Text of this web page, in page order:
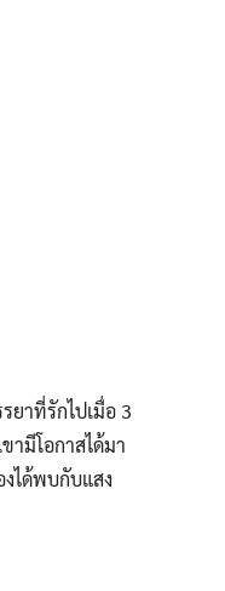
ยาที่รักไปเมื่อ 3
ามีโอกาสได้มา
ได้พบกับแสง